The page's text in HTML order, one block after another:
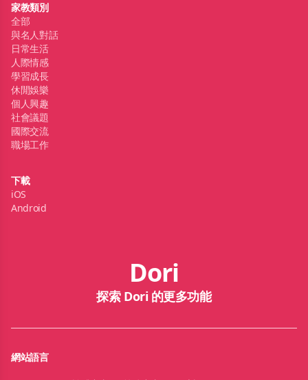
家教類別
全部
與名人對話
日常生活
人際情感
學習成長
休閒娛樂
個人興趣
社會議題
國際交流
職場工作
下載
iOS
Android
Dori
探索 Dori 的更多功能
網站語言